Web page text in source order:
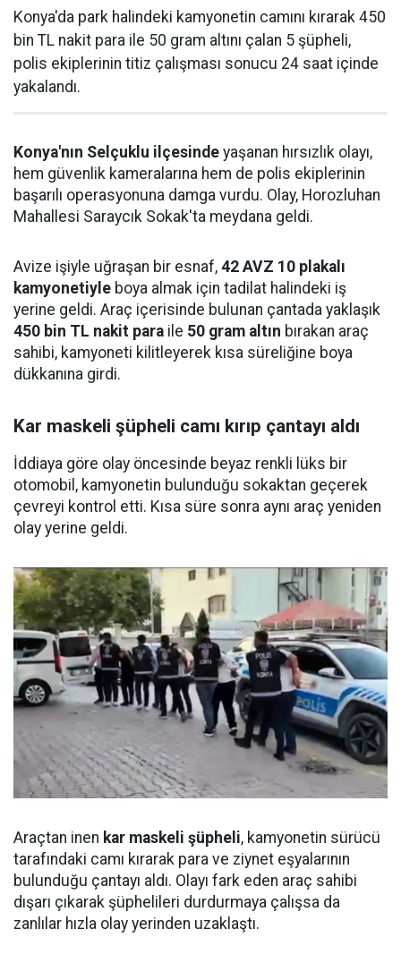
Konya'da park halindeki kamyonetin camını kırarak 450
bin TL nakit para ile 50 gram altını çalan 5 şüpheli,
polis ekiplerinin titiz çalışması sonucu 24 saat içinde
yakalandı.
Konya'nın Selçuklu ilçesinde yaşanan hırsızlık olayı,
hem güvenlik kameralarına hem de polis ekiplerinin
başarılı operasyonuna damga vurdu. Olay, Horozluhan
Mahallesi Saraycık Sokak'ta meydana geldi.
Avize işiyle uğraşan bir esnaf, 42 AVZ 10 plakalı
kamyonetiyle boya almak için tadilat halindeki iş
yerine geldi. Araç içerisinde bulunan çantada yaklaşık
450 bin TL nakit para ile 50 gram altın bırakan araç
sahibi, kamyoneti kilitleyerek kısa süreliğine boya
dükkanına girdi.
Kar maskeli şüpheli camı kırıp çantayı aldı
İddiaya göre olay öncesinde beyaz renkli lüks bir
otomobil, kamyonetin bulunduğu sokaktan geçerek
çevreyi kontrol etti. Kısa süre sonra aynı araç yeniden
olay yerine geldi.
Araçtan inen kar maskeli şüpheli, kamyonetin sürücü
tarafındaki camı kırarak para ve ziynet eşyalarının
bulunduğu çantayı aldı. Olayı fark eden araç sahibi
dışarı çıkarak şüphelileri durdurmaya çalışsa da
zanlılar hızla olay yerinden uzaklaştı.